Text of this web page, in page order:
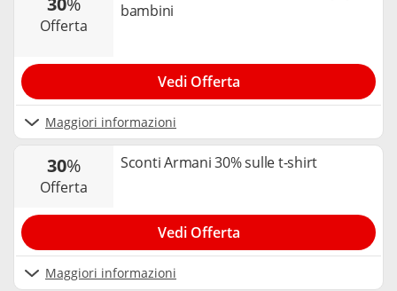
offerta
bambini
Maggiori informazioni
Vedi Offerta
30%
offerta
Sconti Armani 30% sulle t-shirt
Maggiori informazioni
Vedi Offerta